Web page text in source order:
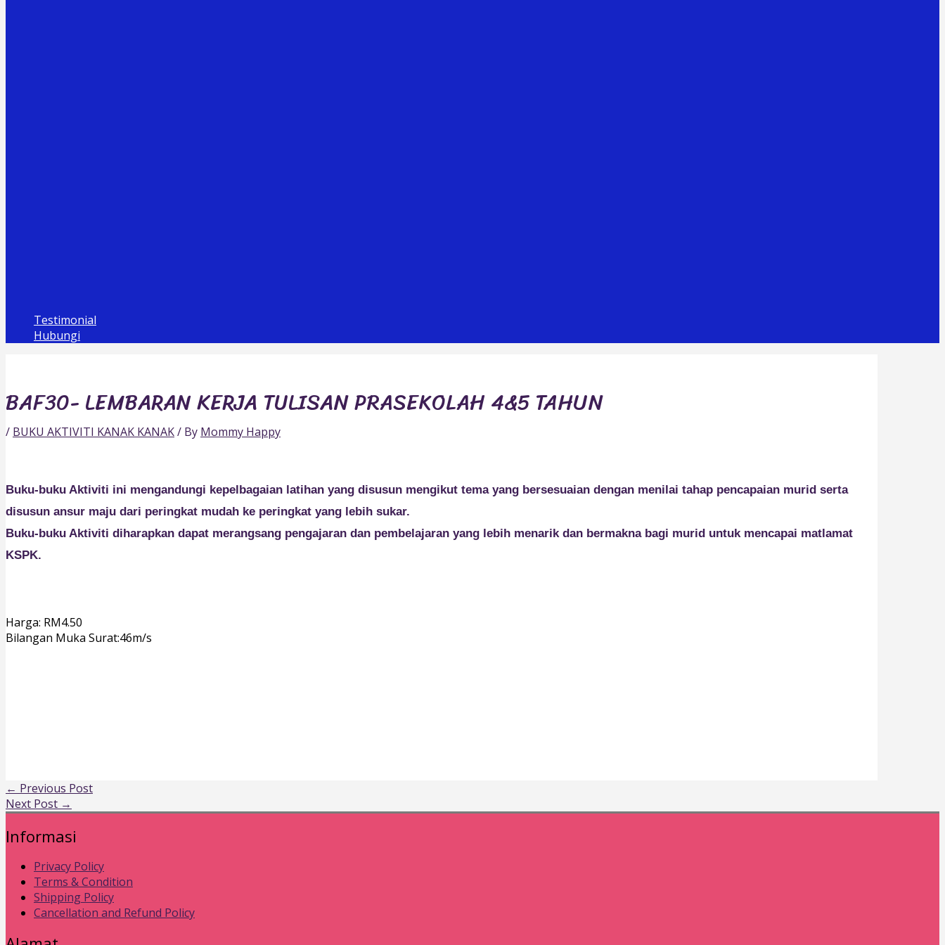
Testimonial
Hubungi
BAF30- LEMBARAN KERJA TULISAN PRASEKOLAH 4&5 TAHUN
/ BUKU AKTIVITI KANAK KANAK/ By Mommy Happy
Buku-buku Aktiviti ini mengandungi kepelbagaian latihan yang disusun mengikut tema yang bersesuaian dengan menilai tahap pencapaian murid serta
disusun ansur maju dari peringkat mudah ke peringkat yang lebih sukar.
Buku-buku Aktiviti diharapkan dapat merangsang pengajaran dan pembelajaran yang lebih menarik dan bermakna bagi murid untuk mencapai matlamat
KSPK.
Harga: RM4.50
Bilangan Muka Surat:46m/s
← Previous Post
Next Post →
Informasi
Privacy Policy
Terms & Condition
Shipping Policy
Cancellation and Refund Policy